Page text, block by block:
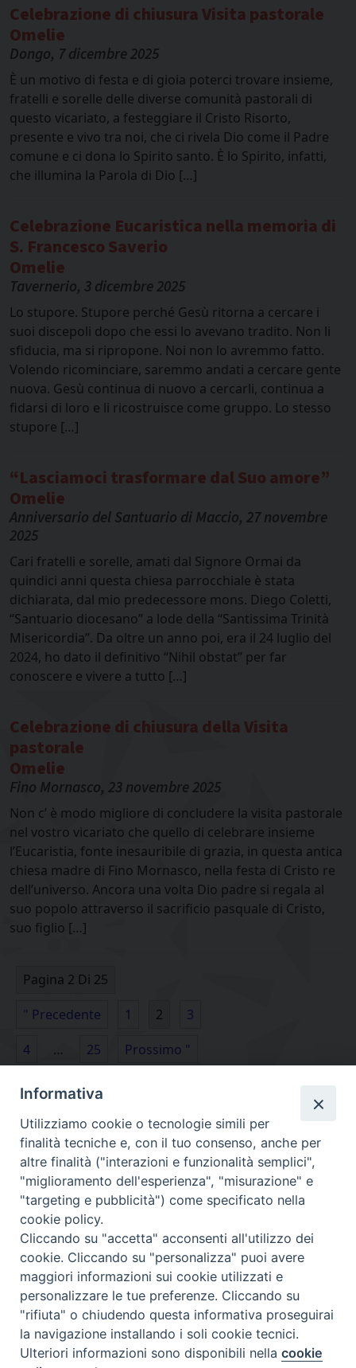
Celebrazione di chiusura Visita pastorale
Omelie
Dongo, 7 dicembre 2025
È un motivo di festa e di gioia poterci trovare insieme,
fratelli e sorelle delle diverse comunità pastorali di
questo vicariato, a festeggiare il Cristo Risorto,
presente e vivo tra noi, che ci rivela Dio come il Padre
comune e ci dona lo Spirito santo. È lo Spirito, infatti,
che illumina la Parola di Dio […]
Celebrazione Eucaristica nella memoria di
S. Francesco Saverio
Omelie
Tavernerio, 3 dicembre 2025
Lo stupore. Stupore perché Gesù ritorna a cercare i
suoi discepoli dopo che essi lo avevano tradito. Non li
sfiducia, ma si ripropone. Noi non lo avremmo fatto.
Volendo ricominciare, saremmo andati a cercare gente
nuova. Gesù continua di nuovo a cercarli, continua a
fidarsi di loro e li ricostruisce come gruppo. Lo stesso
stupore […]
“Lasciamoci trasformare dal Suo amore”
Omelie
Anniversario del Santuario di Maccio, 27 novembre
2025
Cari fratelli e sorelle, amati dal Signore Ormai da
quindici anni questa chiesa parrocchiale è stata
dichiarata, dal mio predecessore mons. Diego Coletti,
“Santuario diocesano” a lode della “Santissima Trinità
Misericordia”. Da oltre un anno poi, era il 24 luglio del
2024, ho dato il definitivo “Nihil obstat” per far
conoscere e vivere a tutto […]
Celebrazione di chiusura della Visita
pastorale
Omelie
Fino Mornasco, 23 novembre 2025
Non c’ è modo migliore di concludere la visita pastorale
nel vostro vicariato che quello di celebrare insieme
l’Eucaristia, fonte inesauribile di grazia, in questa antica
chiesa madre di Fino Mornasco, nella festa di Cristo re
dell’universo. Ancora una volta Dio padre si regala al
suo popolo attraverso il sacrificio pasquale di Cristo,
suo figlio […]
Pagina 2 Di 25
" Precedente
1 2
3
4
… 25 Prossimo "
Diocesi
di Como
Diocesi di Como | piazza Grimoldi, 5
Informativa
Utilizziamo cookie o tecnologie simili per
finalità tecniche e, con il tuo consenso, anche per
altre finalità ("interazioni e funzionalità semplici",
"miglioramento dell'esperienza", "misurazione" e
"targeting e pubblicità") come specificato nella
cookie policy.
Cliccando su "accetta" acconsenti all'utilizzo dei
cookie. Cliccando su "personalizza" puoi avere
maggiori informazioni sui cookie utilizzati e
personalizzare le tue preferenze. Cliccando su
"rifiuta" o chiudendo questa informativa proseguirai
la navigazione installando i soli cookie tecnici.
Ulteriori informazioni sono disponibili nellacookie